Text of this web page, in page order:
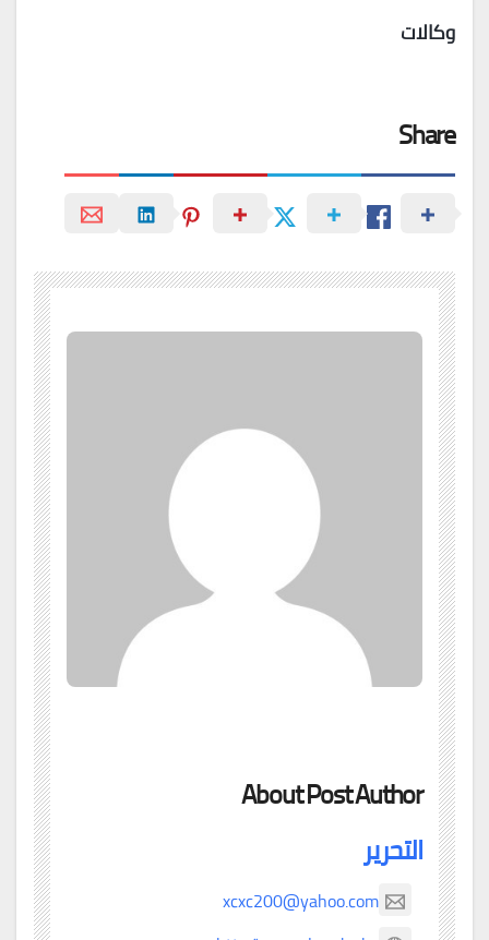
وكالات
Share
About Post Author
التحرير
xcxc200@yahoo.com